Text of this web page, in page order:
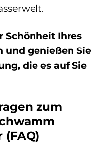
Schönheit Ihres
und genießen Sie
die es auf Sie
zum
(FAQ)